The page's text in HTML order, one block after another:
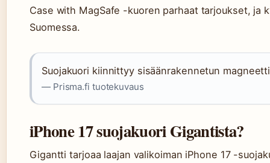
Case with MagSafe -kuoren parhaat tarjoukset, ja
Suomessa.
Suojakuori kiinnittyy sisäänrakennetun
— Prisma.fi tuotekuvaus
iPhone 17 suojakuori Gigantista?
Gigantti tarjoaa laajan valikoiman iPhone 17 -